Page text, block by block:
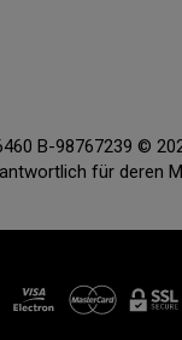
B-98767239 ©
für deren